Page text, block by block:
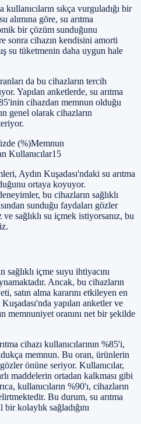
sıkça vurguladığı bir
alımına göre, su arıtma
bir çözüm sunduğunu
sonra cihazın kendisini amorti
su tüketmenin daha uygun hale
da bu cihazların tercih
Yapılan anketlerde, su arıtma
cihazdan memnun olduğu
genel olarak cihazların
(%)Memnun
Kullanıcılar15
Aydın Kuşadası'ndaki su arıtma
ortaya koyuyor.
bu cihazların sağlıklı
sunduğu faydaları gözler
sağlıklı su içmek istiyorsanız, bu
sağlıklı içme suyu ihtiyacını
Ancak, bu cihazların
satın alma kararını etkileyen en
yapılan anketler ve
memnuniyet oranını net bir şekilde
cihazı kullanıcılarının %85'i,
memnun. Bu oran, ürünlerin
önüne seriyor. Kullanıcılar,
maddelerin ortadan kalkması gibi
kullanıcıların %90'ı, cihazların
Bu durum, su arıtma
bir kolaylık sağladığını